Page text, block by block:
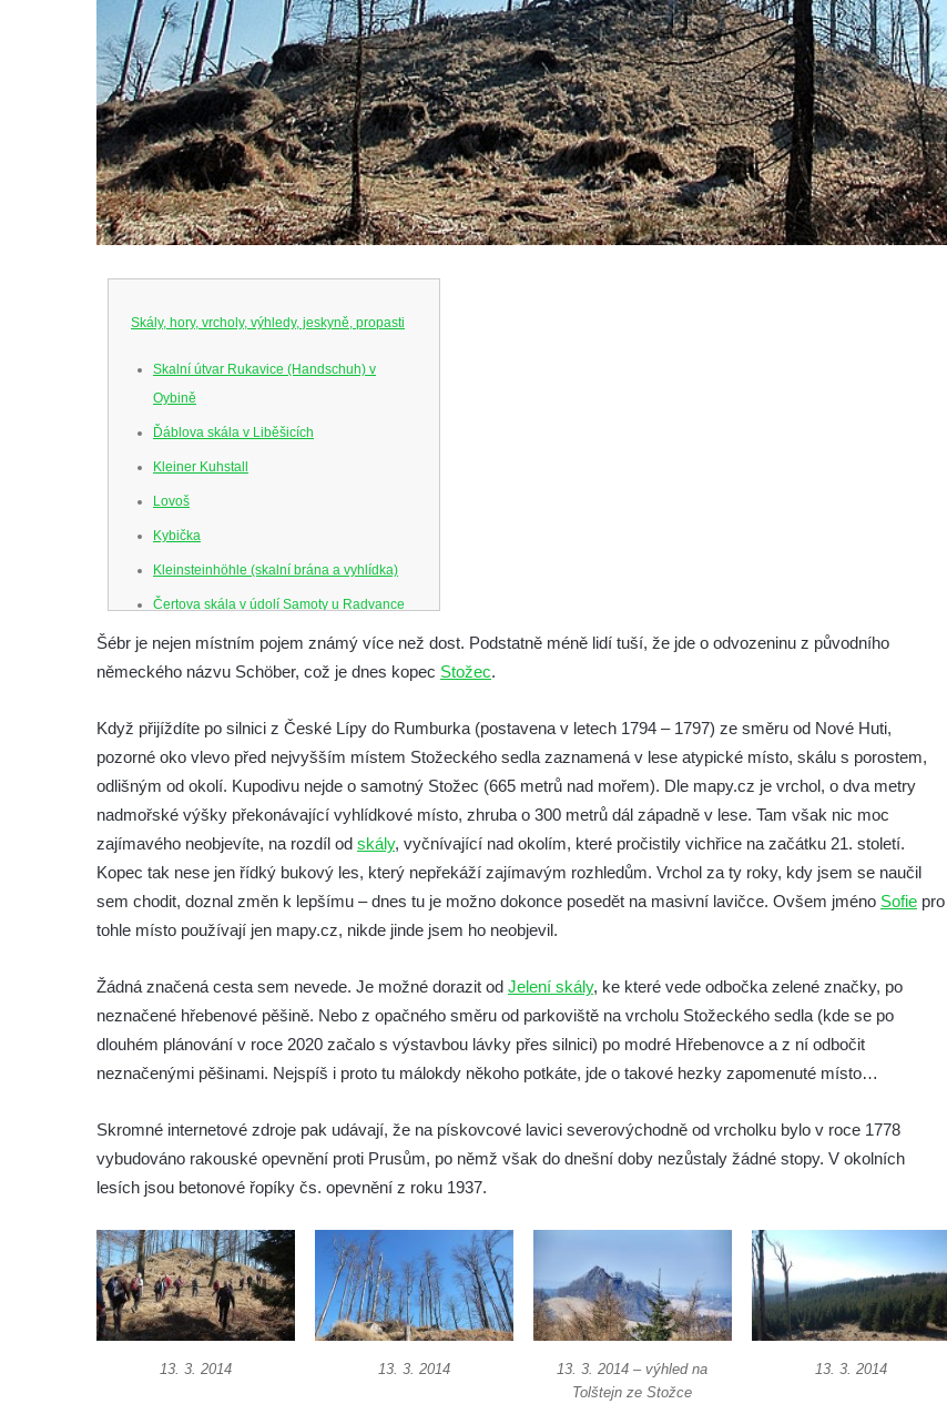
Skály, hory, vrcholy, výhledy, jeskyně, propasti
Skalní útvar Rukavice (Handschuh) v
Oybině
Ďáblova skála v Liběšicích
Kleiner Kuhstall
Lovoš
Kybička
Kleinsteinhöhle (skalní brána a vyhlídka)
Čertova skála v údolí Samoty u Radvance
Skalní branka pod rozhlednou Čáp v
Teplických skalách
skalách
Vyhlídka Lokomotiva v Teplických skalách
Kamenná brána v Broumovských stěnách
Vyhlídkové místo na cestě k vyhlídce
Koruna v Broumovských stěnách
Skalní útvar Čertovo sedlo v Broumovských
Kamenná ZOO – Skalní hřib
Kamenná ZOO – Želva II.
Kamenná ZOO – Kačenka
Vyhlídka Božanovský Špičák
Vyhlídka východně od Božanovského
Špičáku
Vyhlídka Tři kříže
Hradiště Hrádek u Libochovan (vyhlídka)
Skalní okno na Grünes Riff v Oybině
Papststein (Saské Švýcarsko)
Šébr je nejen místním pojem známý více než dost. Podstatně méně lidí tuší, že jde o odvozeninu z původního
německého názvu Schöber, což je dnes kopec Stožec.
Když přijíždíte po silnici z České Lípy do Rumburka (postavena v letech 1794 – 1797) ze směru od Nové Huti,
pozorné oko vlevo před nejvyšším místem Stožeckého sedla zaznamená v lese atypické místo, skálu s porostem,
odlišným od okolí. Kupodivu nejde o samotný Stožec (665 metrů nad mořem). Dle mapy.cz je vrchol, o dva metry
nadmořské výšky překonávající vyhlídkové místo, zhruba o 300 metrů dál západně v lese. Tam však nic moc
zajímavého neobjevíte, na rozdíl od skály, vyčnívající nad okolím, které pročistily vichřice na začátku 21. století.
Kopec tak nese jen řídký bukový les, který nepřekáží zajímavým rozhledům. Vrchol za ty roky, kdy jsem se naučil
sem chodit, doznal změn k lepšímu – dnes tu je možno dokonce posedět na masivní lavičce. Ovšem jméno Sofie pro
tohle místo používají jen mapy.cz, nikde jinde jsem ho neobjevil.
Žádná značená cesta sem nevede. Je možné dorazit od Jelení skály, ke které vede odbočka zelené značky, po
neznačené hřebenové pěšině. Nebo z opačného směru od parkoviště na vrcholu Stožeckého sedla (kde se po
dlouhém plánování v roce 2020 začalo s výstavbou lávky přes silnici) po modré Hřebenovce a z ní odbočit
neznačenými pěšinami. Nejspíš i proto tu málokdy někoho potkáte, jde o takové hezky zapomenuté místo…
Skromné internetové zdroje pak udávají, že na pískovcové lavici severovýchodně od vrcholku bylo v roce 1778
vybudováno rakouské opevnění proti Prusům, po němž však do dnešní doby nezůstaly žádné stopy. V okolních
lesích jsou betonové řopíky čs. opevnění z roku 1937.
13. 3. 2014 13. 3. 2014
13. 3. 2014 – výhled na
Tolštejn ze Stožce
13. 3. 2014